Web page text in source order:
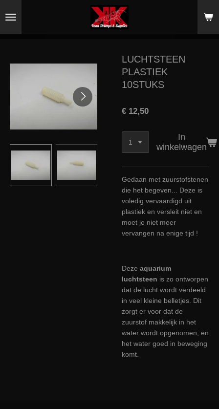
direct
LUCHTSTEEN
PLASTIEK
10STUKS
€ 12,50
In
winkelwagen
Gedaan met zuurstofstenen
die het begeven... Deze is
voledig vervaardigd uit
plastiek en versleit niet en
moet je niet meer
vervangen na enige tijd !
Deze aquarium
luchtsteen is zo ontworpen
dat de lucht wordt verdeeld
in veel kleine belletjes. Dit
zorgt er voor dat de
zuurstof makkelijk in het
water wordt opgenomen, en
het water goed in beweging
komt.